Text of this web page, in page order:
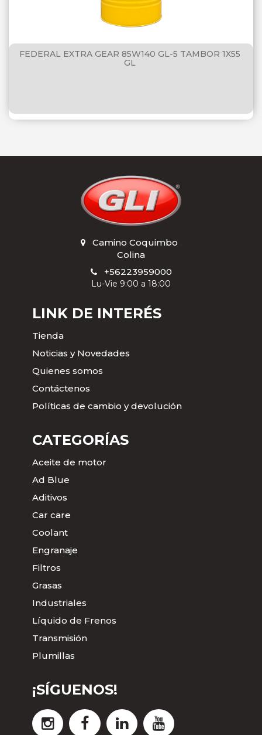
FEDERAL EXTRA GEAR 85W140 GL-5 TAMBOR 1X55
GL
Camino Coquimbo
Colina
+56223959000
Lu-Vie 9:00 a 18:00
LINK DE INTERÉS
Tienda
Noticias y Novedades
Quienes somos
Contáctenos
Políticas de cambio y devolución
CATEGORÍAS
Aceite de motor
Ad Blue
Aditivos
Car care
Coolant
Engranaje
Filtros
Grasas
Industriales
Líquido de Frenos
Transmisión
Plumillas
¡SÍGUENOS!